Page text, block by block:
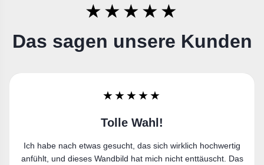
★★★★★
Das sagen unsere Kunden
★★★★★
Sehr zufrieden
Ich bin sehr zufrieden. Der Leinwanddruck gefällt mir richtig
gut und passt perfekt in meine Wohnung.